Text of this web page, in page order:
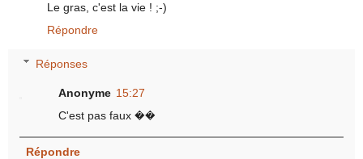
Le gras, c'est la vie ! ;-)
Répondre
Réponses
Anonyme 15:27
C'est pas faux ��
Répondre